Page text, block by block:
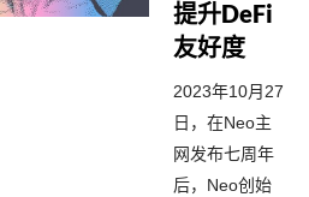
提升DeFi
友好度
2023年10月27
日，在Neo主
网发布七周年
后，Neo创始